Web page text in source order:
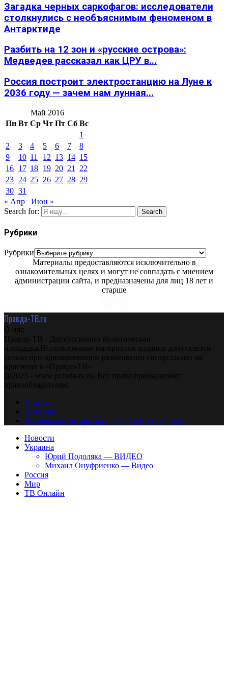
Загадка черных саркофагов: исследователи
столкнулись с необъяснимым феноменом в
Антарктиде
Разбить на 12 зон и «русские острова»:
Медведев рассказал как ЦРУ в...
Россия построит электростанцию на Луне к
2036 году — зачем нам лунная...
Май 2016
Пн Вт Ср Чт Пт Сб Вс
1
2
3 4 5 6 7
8
9
10 11 12 13 14 15
16 17 18 19 20 21
22
23 24 25 26 27 28 29
30 31
« Апр
Июн »
Search for:
Search
Рубрики
Рубрики
Материалы предоставляются исключительно в
ознакомительных целях и могут не совпадать с мнением
администрации сайта, и предназначены для лиц 18 лет и
старше
Правда-ТВ.ru
О нас
Правда-ТВ - Дискуссионно политическая
площадка.Использование материалов издания допускается
только при одновременном размещении гиперссылки на
оригинал в «Правда-ТВ»
@2023 - www.pravda-tv.ru. Все права принадлежат
правообладателям.
Главная
Авторам
Владельцам авторских прав. Ответственности.
Новости
Украина
Юрий Подоляка — ВИДЕО
Михаил Онуфриенко — Видео
Россия
Мир
ТВ Онлайн